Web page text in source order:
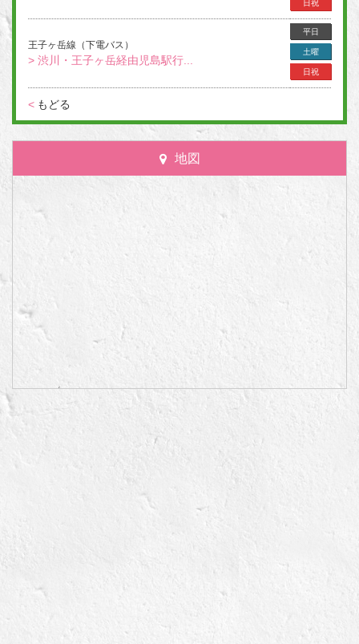
日祝
王子ヶ岳線（下電バス）
> 渋川・王子ヶ岳経由児島駅行...
平日
土曜
日祝
< もどる
地図